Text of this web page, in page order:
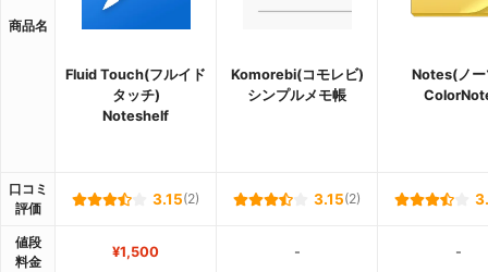
商品名
Fluid Touch(フルイド
タッチ)
Noteshelf
Komorebi(コモレビ)
シンプルメモ帳
Notes(ノー
口コミ
評価
3.15(2) 3.15(2)
値段
料金
¥1,500 - -